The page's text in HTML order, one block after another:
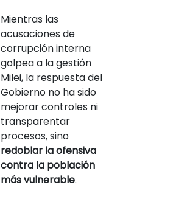
Mientras las
acusaciones de
corrupción interna
golpea a la gestión
Milei, la respuesta del
Gobierno no ha sido
mejorar controles ni
transparentar
procesos, sino
redoblar la ofensiva
contra la población
más vulnerable.